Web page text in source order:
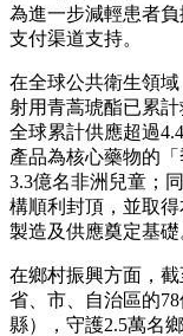
為進一步減輕患者
支付渠道支持。
在全球公共衛生領
射用青蒿琥酯已累
全球累計供應超過
產品為核心藥物的
3.3億名非洲兒童；
構順利封頂，並取
製造及供應奠定基礎
在鄉村振興方面，
省、市、自治區的
縣），守護2.5萬名